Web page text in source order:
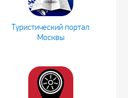
Туристический портал
Москвы